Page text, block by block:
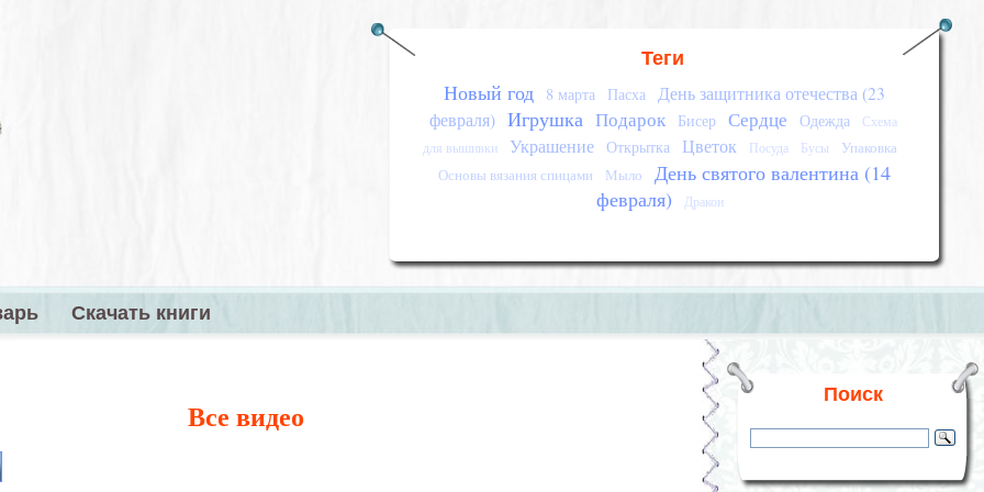
Теги
Новый год 8 марта Пасха День защитника отечества (23
февраля) Игрушка Подарок Бисер Сердце Одежда
Схема
для вышивки
Украшение Открытка Цветок Посуда Бусы
Упаковка
Основы вязания спицами
Мыло
День святого валентина (14
февраля)
Дракон
Скачать книги
Все видео
Поиск